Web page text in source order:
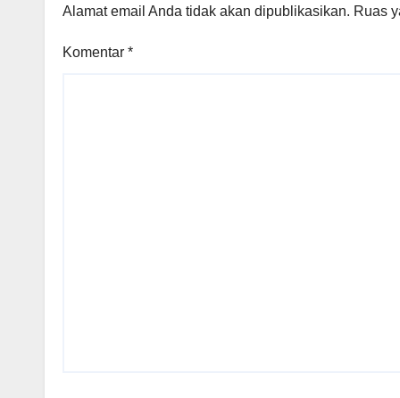
Alamat email Anda tidak akan dipublikasikan. Ruas
Komentar *